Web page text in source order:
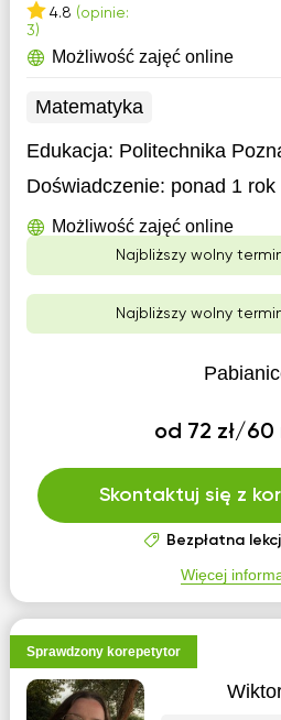
4.8 (opinie:
3)
Możliwość zajęć online
Matematyka
Edukacja: Politechnika
Doświadczenie: ponad 1 rok
Możliwość zajęć online
Najbliższy wolny
Najbliższy wolny
od 72 zł/60
Skontaktuj się z
Bezpłatna
Więcej
Sprawdzony korepetytor